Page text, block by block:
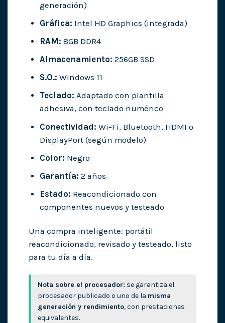
generación)
Gráfica: Intel HD Graphics (integrada)
RAM: 8GB DDR4
Almacenamiento: 256GB SSD
S.O.: Windows 11
Teclado: Adaptado con plantilla
adhesiva, con teclado numérico
Conectividad: Wi-Fi, Bluetooth, HDMI o
DisplayPort (según modelo)
Color: Negro
Garantía: 2 años
Estado: Reacondicionado con
componentes nuevos y testeado
Una compra inteligente: portátil
reacondicionado, revisado y testeado, listo
para tu día a día.
Nota sobre el procesador: se garantiza el
procesador publicado o uno de la misma
generación y rendimiento, con prestaciones
equivalentes.